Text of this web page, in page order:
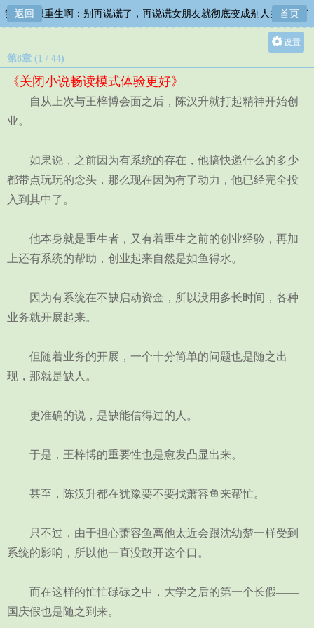
返回
我真没想重生啊：别再说谎了，再说谎女朋友就彻底变成别人的形状了
首页
设置
中
第8章 (1 / 44)
《关闭小说畅读模式体验更好》
自从上次与王梓博会面之后，陈汉升就打起精神开始创
业。
如果说，之前因为有系统的存在，他搞快递什么的多少
都带点玩玩的念头，那么现在因为有了动力，他已经完全投
入到其中了。
他本身就是重生者，又有着重生之前的创业经验，再加
上还有系统的帮助，创业起来自然是如鱼得水。
因为有系统在不缺启动资金，所以没用多长时间，各种
业务就开展起来。
但随着业务的开展，一个十分简单的问题也是随之出
现，那就是缺人。
更准确的说，是缺能信得过的人。
于是，王梓博的重要性也是愈发凸显出来。
甚至，陈汉升都在犹豫要不要找萧容鱼来帮忙。
只不过，由于担心萧容鱼离他太近会跟沈幼楚一样受到
系统的影响，所以他一直没敢开这个口。
而在这样的忙忙碌碌之中，大学之后的第一个长假——
国庆假也是随之到来。